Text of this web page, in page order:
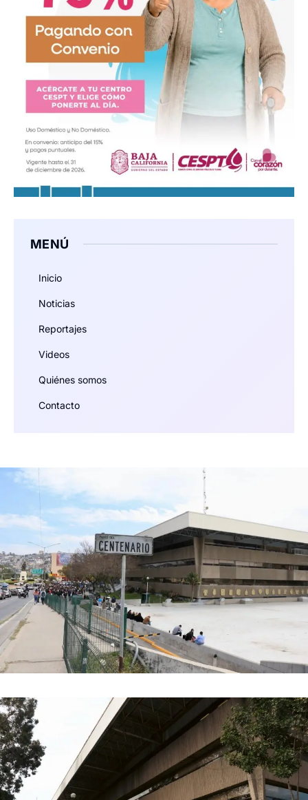
MENÚ
Inicio
Noticias
Reportajes
Videos
Quiénes somos
Contacto